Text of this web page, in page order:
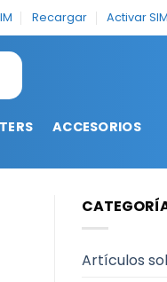
Recargar Activar
ACCESORIOS
Artículos